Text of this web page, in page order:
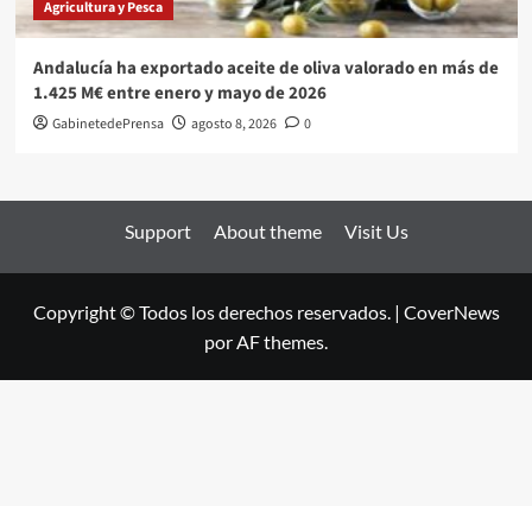
Agricultura y Pesca
Andalucía ha exportado aceite de oliva valorado en más de
1.425 M€ entre enero y mayo de 2026
GabinetedePrensa agosto 8, 2026 0
Support About theme Visit Us
Copyright © Todos los derechos reservados. | CoverNews
por AF themes.